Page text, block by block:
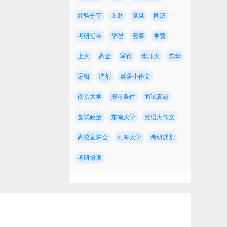
经验分享 上财 复旦 同济
考研指导 华理 安泰 学费
上大 高金 写作 华师大 东华
逻辑 调剂 英语小作文
南京大学 报考条件 面试真题
复试政治 东南大学 英语大作文
高校宣讲会 河海大学 考研调剂
考研培训